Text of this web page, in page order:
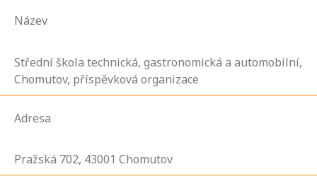
Název
Střední škola technická, gastronomická a automobilní,
Chomutov, příspěvková organizace
Adresa
Pražská 702, 43001 Chomutov